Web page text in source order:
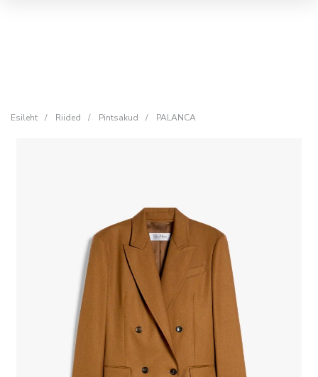
Esileht / Riided / Pintsakud / PALANCA